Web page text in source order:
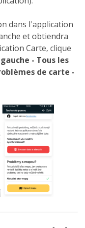
dans l'application
et obtiendra
Carte, clique
- Tous les
de carte -